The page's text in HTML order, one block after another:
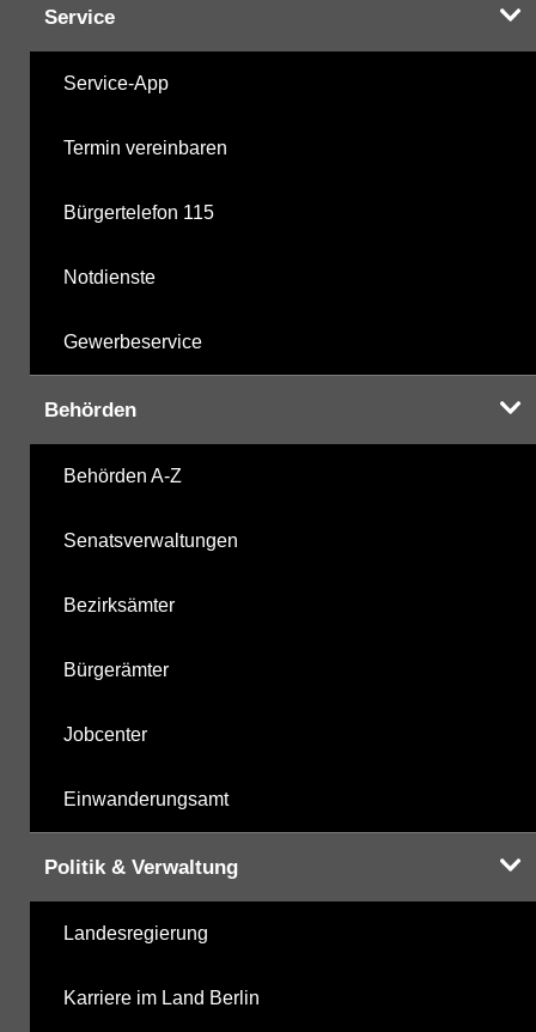
Service
Service-App
Termin vereinbaren
Bürgertelefon 115
Notdienste
Gewerbeservice
Behörden
Behörden A-Z
Senatsverwaltungen
Bezirksämter
Bürgerämter
Jobcenter
Einwanderungsamt
Politik & Verwaltung
Landesregierung
Karriere im Land Berlin